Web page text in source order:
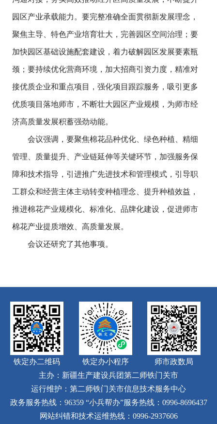
园区产业承载能力。要完整准确全面贯彻新发展理念，
聚焦主导、特色产业培育壮大，完善园区空间治理；要
加快园区基础设施配套建设，着力破解园区发展要素瓶
颈；要持续优化营商环境，加大招商引资力度，精准对
接优质企业和重点项目，强化项目跟踪服务，吸引更多
优质项目落地师市，不断壮大园区产业规模，为师市经
济高质量发展积蓄强劲动能。
会议强调，要聚焦棉花品种优化、绿色种植、精细
管理、质量提升、产业链延伸等关键环节，加强服务保
障和技术指导，引进推广先进技术和管理模式，引导职
工群众和经营主体主动转变种植理念、提升种植效益，
推进棉花产业规模化、标准化、品牌化建设，促进师市
棉花产业提质增效、高质量发展。
会议还研究了其他事项。
铁定办二维码 铁定办小程序
师市政数局
主办：新疆生产建设兵团第二师铁门关市
运行维护：第二师铁门关市信息技术服务中心
政务服务热线：96359 “小兵帮办”服务热线：0996-8696437
网站纠错和技术运维热线：0996-2937606